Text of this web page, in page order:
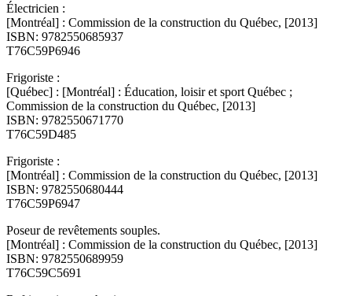
Électricien :
[Montréal] : Commission de la construction du Québec, [2013]
ISBN: 9782550685937
T76C59P6946
Frigoriste :
[Québec] : [Montréal] : Éducation, loisir et sport Québec ;
Commission de la construction du Québec, [2013]
ISBN: 9782550671770
T76C59D485
Frigoriste :
[Montréal] : Commission de la construction du Québec, [2013]
ISBN: 9782550680444
T76C59P6947
Poseur de revêtements souples.
[Montréal] : Commission de la construction du Québec, [2013]
ISBN: 9782550689959
T76C59C5691